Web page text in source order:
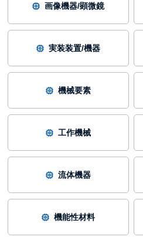
画像機器/顕微鏡
実装装置/機器
機械要素
工作機械
流体機器
機能性材料